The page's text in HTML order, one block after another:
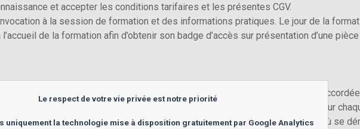
et accepter les conditions tarifaires et les présentes CGV.
à la session de formation et des informations pratiques. Le jour de la
de la formation afin d’obtenir son badge d’accès sur présentation d’une
au taux en vigueur au jour de l’inscription ainsi que les éventuelles remises
les frais pédagogiques, la documentation et les prestations indiquées pour
Les prix des formations ne sont pas modifiables quel que soit le lieu où se
Le respect de votre vie privée est notre priorité
uniquement la technologie mise à disposition gratuitement par Google Analytics